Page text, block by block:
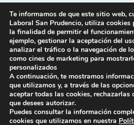
Políticas
Política de Privacidad
Política de cookies
Aviso Legal
Te informamos de que este sitio web,
Laboral San Prudencio, utiliza cookies
la finalidad de permitir el
ejemplo, gestionar la aceptación del
analizar el tráfico o la navegación de
como cines de marketing para
personalizados
A continuación, te mostramos
que utilizamos y, a través de las
aceptar todas las cookies, rechazarlas
que desees autorizar.
Puedes consultar la información
cookies que utilizamos en nuestra